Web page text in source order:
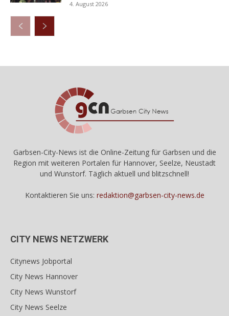
4. August 2026
Garbsen-City-News ist die Online-Zeitung für Garbsen und die
Region mit weiteren Portalen für Hannover, Seelze, Neustadt
und Wunstorf. Täglich aktuell und blitzschnell!
Kontaktieren Sie uns: redaktion@garbsen-city-news.de
CITY NEWS NETZWERK
Citynews Jobportal
City News Hannover
City News Wunstorf
City News Seelze